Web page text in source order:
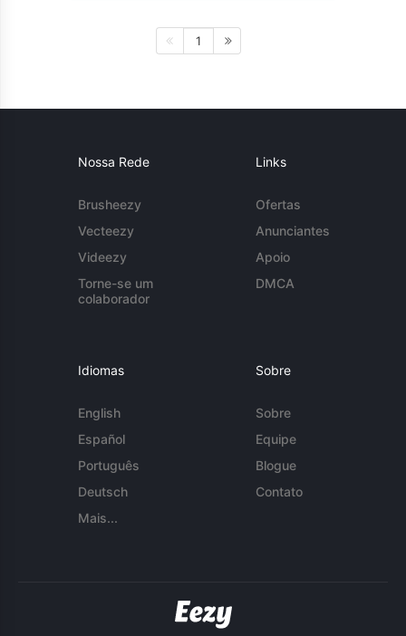
1
Nossa Rede
Brusheezy
Vecteezy
Videezy
Torne-se um
colaborador
Links
Ofertas
Anunciantes
Apoio
DMCA
Idiomas
English
Español
Português
Deutsch
Mais...
Sobre
Sobre
Equipe
Blogue
Contato